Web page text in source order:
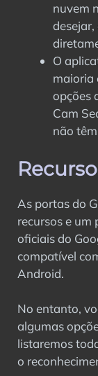
nuvem
O
maioria
opções
Cam
não
As portas do
recursos e um
oficiais do
compatível
Android.
No entanto,
algumas
listaremos
o